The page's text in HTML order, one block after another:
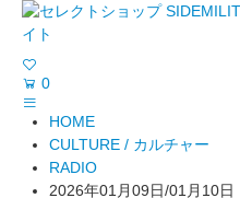
0
HOME
CULTURE / カルチャー
RADIO
2026年01月09日/01月10日